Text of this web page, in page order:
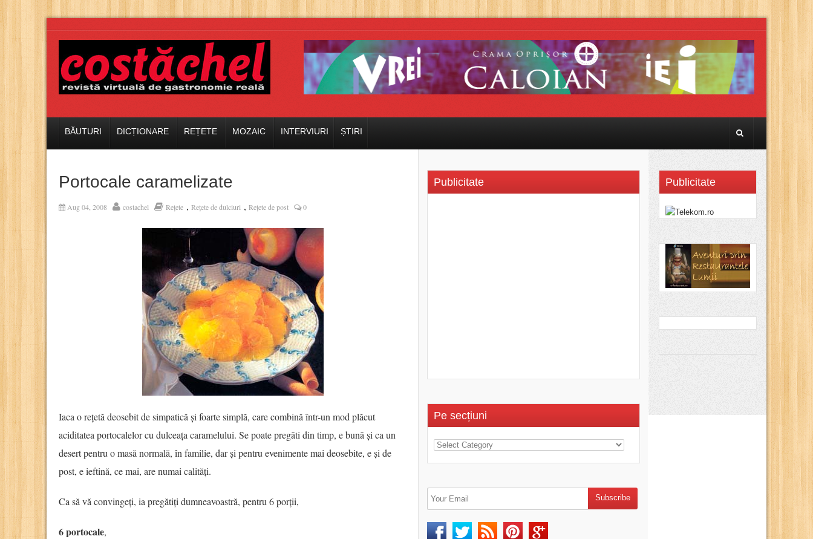
BĂUTURI DICȚIONARE REȚETE MOZAIC INTERVIURI ȘTIRI
Portocale caramelizate
Aug 04, 2008 costachel Rețete , Rețete de dulciuri , Rețete de post 0
Iaca o rețetă deosebit de simpatică și foarte simplă, care combină într-un mod plăcut
aciditatea portocalelor cu dulceața caramelului. Se poate pregăti din timp, e bună și ca un
desert pentru o masă normală, în familie, dar și pentru evenimente mai deosebite, e și de
post, e ieftină, ce mai, are numai calități.
Ca să vă convingeți, ia pregătiți dumneavoastră, pentru 6 porții,
6 portocale,
Publicitate
Pe secțiuni
Publicitate